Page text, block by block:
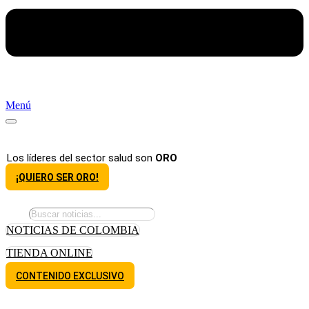
Menú
Los líderes del sector salud son ORO
¡QUIERO SER ORO!
NOTICIAS DE COLOMBIA
TIENDA ONLINE
CONTENIDO EXCLUSIVO